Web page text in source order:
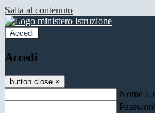
Salta al contenuto
Accedi
Accedi
button close ×
Nome